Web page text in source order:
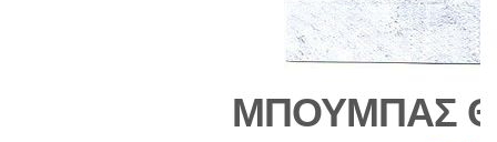
ΜΠΟΥΜΠΑΣ